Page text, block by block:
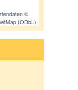
©
(ODbL)